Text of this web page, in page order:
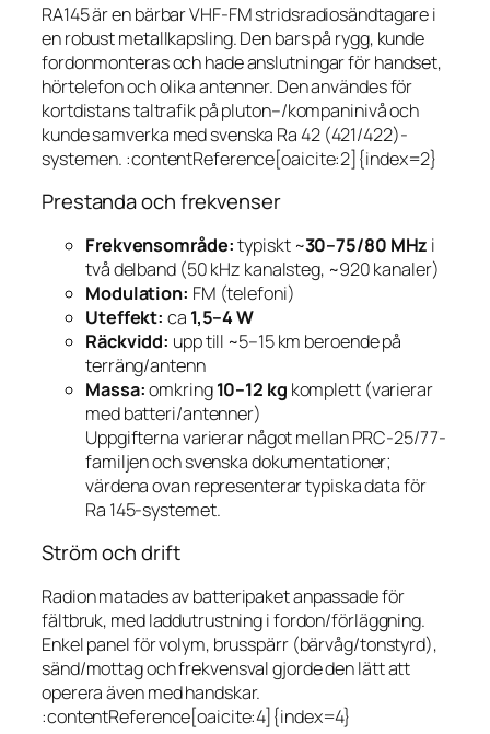
RA145 är en bärbar VHF-FM stridsradiosändtagare i
en robust metallkapsling. Den bars på rygg, kunde
fordonmonteras och hade anslutningar för handset,
hörtelefon och olika antenner. Den användes för
kortdistans taltrafik på pluton–/kompaninivå och
kunde samverka med svenska Ra 42 (421/422)-
systemen. :contentReference[oaicite:2]{index=2}
Prestanda och frekvenser
Frekvensområde:typiskt ~30–75/80 MHz i
två delband (50 kHz kanalsteg, ~920 kanaler)
Modulation: FM (telefoni)
Uteffekt: ca 1,5–4 W
Räckvidd: upp till ~5–15 km beroende på
terräng/antenn
Massa:omkring10–12 kg komplett (varierar
med batteri/antenner)
Uppgifterna varierar något mellan PRC-25/77-
familjen och svenska dokumentationer;
värdena ovan representerar typiska data för
Ra 145-systemet.
Ström och drift
Radion matades av batteripaket anpassade för
fältbruk, med laddutrustning i fordon/förläggning.
Enkel panel för volym, brusspärr (bärvåg/tonstyrd),
sänd/mottag och frekvensval gjorde den lätt att
operera även med handskar.
:contentReference[oaicite:4]{index=4}